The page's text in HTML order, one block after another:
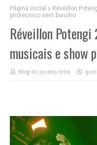
Página inicial
Réveillon
pirotécnico sem barulho
Réveillon
musicais e show
Blog do Jocelio leite